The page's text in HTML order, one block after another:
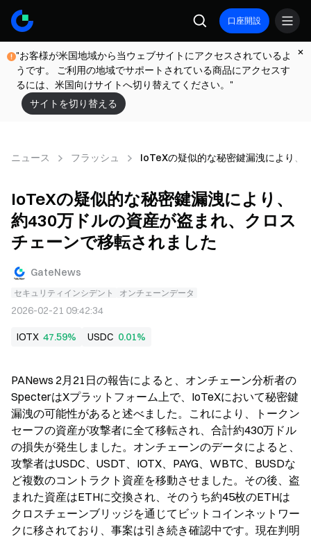
口座開設
"お客様が米国地域から当ウェブサイトにアクセスされているよ
うです。 ご利用の地域でサポートされている商品にアクセスす
るには、米国向けサイトへ切り替えてください。"
サイトを切り替える
ニュース フラッシュ IoTeXの疑似的な秘密鍵漏洩により、
IoTeXの疑似的な秘密鍵漏洩により、
約430万ドルの資産が盗まれ、クロス
チェーンで移転されました
GateNews
セキュリティインシデント オンチェーンデータ
2026-02-21 09:42:34
IOTX 47.59% USDC 0.01%
PANews 2月21日の報告によると、オンチェーン分析者の
SpecterはXプラットフォーム上で、IoTeXにおいて秘密鍵
漏洩の可能性があると述べました。これにより、トークン
セーフの資産が攻撃者に全て移転され、合計約430万ドル
の損失が発生しました。オンチェーンのデータによると、
攻撃者はUSDC、USDT、IOTX、PAYG、WBTC、BUSDな
ど複数のコントラクト資産を移動させました。その後、盗
まれた資産はETHに交換され、そのうち約45枚のETHは
クロスチェーンブリッジを通じてビットコインネットワー
クに移されており、事案は引き続き確認中です。現在判明